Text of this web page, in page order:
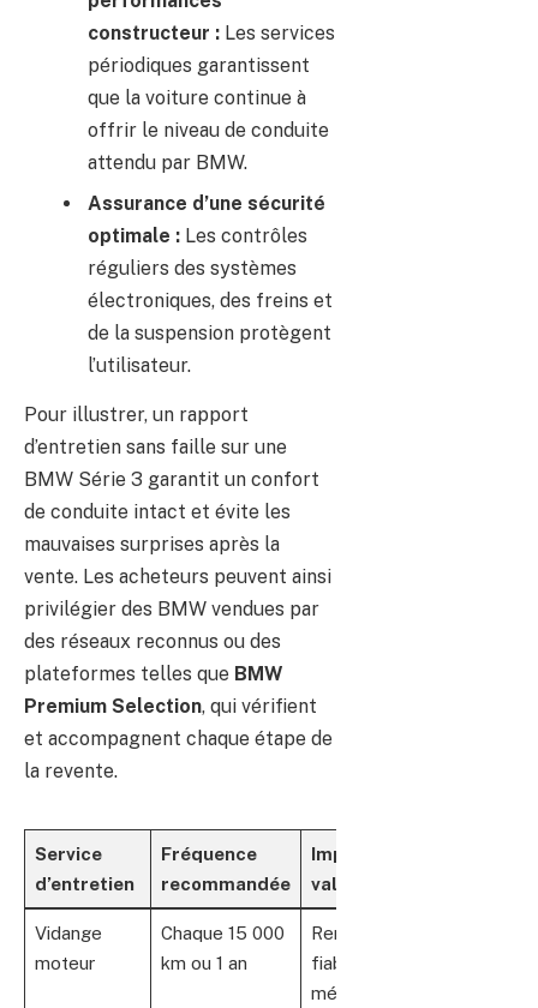
constructeur : Les services
périodiques garantissent
que la voiture continue à
offrir le niveau de conduite
attendu par BMW.
Assurance d’une sécurité
optimale : Les contrôles
réguliers des systèmes
électroniques, des freins et
de la suspension protègent
l’utilisateur.
Pour illustrer, un rapport
d’entretien sans faille sur une
BMW Série 3 garantit un confort
de conduite intact et évite les
mauvaises surprises après la
vente. Les acheteurs peuvent ainsi
privilégier des BMW vendues par
des réseaux reconnus ou des
plateformes telles que BMW
Premium Selection, qui vérifient
et accompagnent chaque étape de
la revente.
Service
d’entretien
Fréquence
recommandée
Impact sur la
valeur
Vidange
moteur
Chaque 15 000
km ou 1 an
Renforce la
fiabilité
mécanique